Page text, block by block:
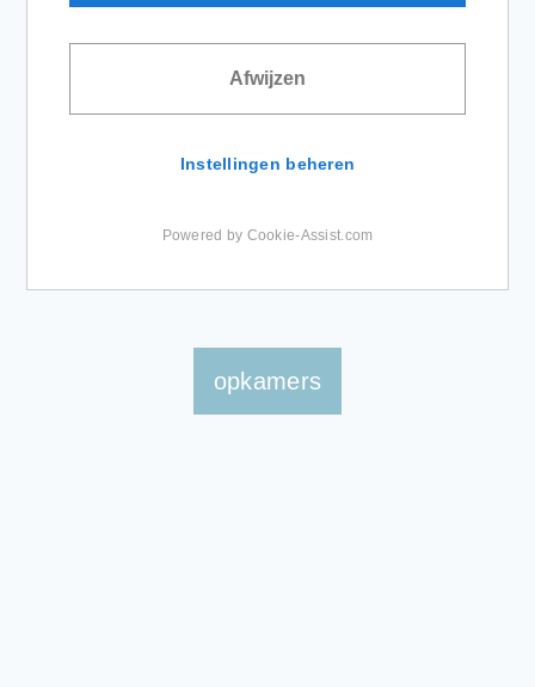
opkamers
Afwijzen
Instellingen beheren
Powered by Cookie-Assist.com